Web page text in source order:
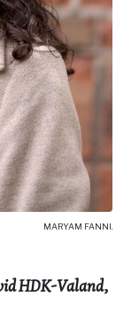
MARYAM FANNI.
HDK-Valand,